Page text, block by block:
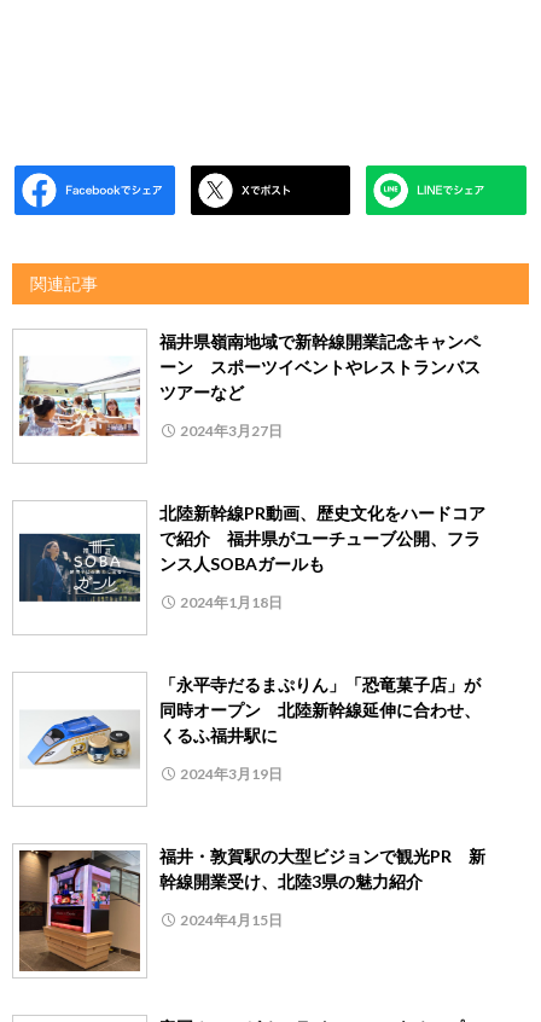
関連記事
福井県嶺南地域で新幹線開業記念キャンペ
ーン スポーツイベントやレストランバス
ツアーなど
2024年3月27日
北陸新幹線PR動画、歴史文化をハードコア
で紹介 福井県がユーチューブ公開、フラ
ンス人SOBAガールも
2024年1月18日
「永平寺だるまぷりん」「恐竜菓子店」が
同時オープン 北陸新幹線延伸に合わせ、
くるふ福井駅に
2024年3月19日
福井・敦賀駅の大型ビジョンで観光PR 新
幹線開業受け、北陸3県の魅力紹介
2024年4月15日